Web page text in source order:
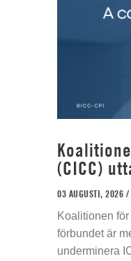
(CICC)
03 AUGUSTI, 2026 /
Koalitionen
förbundet är
underminera